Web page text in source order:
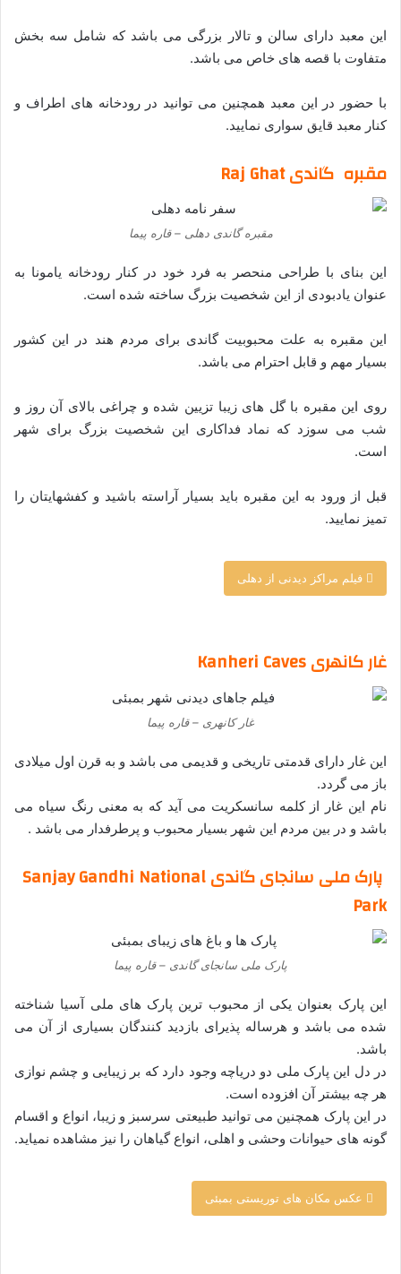
این معبد دارای سالن و تالار بزرگی می باشد که شامل سه بخش
متفاوت با قصه های خاص می باشد.
با حضور در این معبد همچنین می توانید در رودخانه های اطراف و
کنار معبد قایق سواری نمایید.
مقبره گاندی Raj Ghat
مقبره گاندی دهلی – قاره پیما
این بنای با طراحی منحصر به فرد خود در کنار رودخانه یامونا به
عنوان یادبودی از این شخصیت بزرگ ساخته شده است.
این مقبره به علت محبوبیت گاندی برای مردم هند در این کشور
بسیار مهم و قابل احترام می باشد.
روی این مقبره با گل های زیبا تزیین شده و چراغی بالای آن روز و
شب می سوزد که نماد فداکاری این شخصیت بزرگ برای شهر
است.
قبل از ورود به این مقبره باید بسیار آراسته باشید و کفشهایتان را
تمیز نمایید.
فیلم مراکز دیدنی از دهلی
غار کانهری Kanheri Caves
غار کانهری – قاره پیما
این غار دارای قدمتی تاریخی و قدیمی می باشد و به قرن اول میلادی
باز می گردد.
نام این غار از کلمه سانسکریت می آید که به معنی رنگ سیاه می
باشد و در بین مردم این شهر بسیار محبوب و پرطرفدار می باشد .
پارک ملی سانجای گاندی Sanjay Gandhi National
Park
پارک ملی سانجای گاندی – قاره پیما
این پارک بعنوان یکی از محبوب ترین پارک های ملی آسیا شناخته
شده می باشد و هرساله پذیرای بازدید کنندگان بسیاری از آن می
باشد.
در دل این پارک ملی دو دریاچه وجود دارد که بر زیبایی و چشم نوازی
هر چه بیشتر آن افزوده است.
در این پارک همچنین می توانید طبیعتی سرسبز و زیبا، انواع و اقسام
گونه های حیوانات وحشی و اهلی، انواع گیاهان را نیز مشاهده نمیاید.
عکس مکان های توریستی بمبئی